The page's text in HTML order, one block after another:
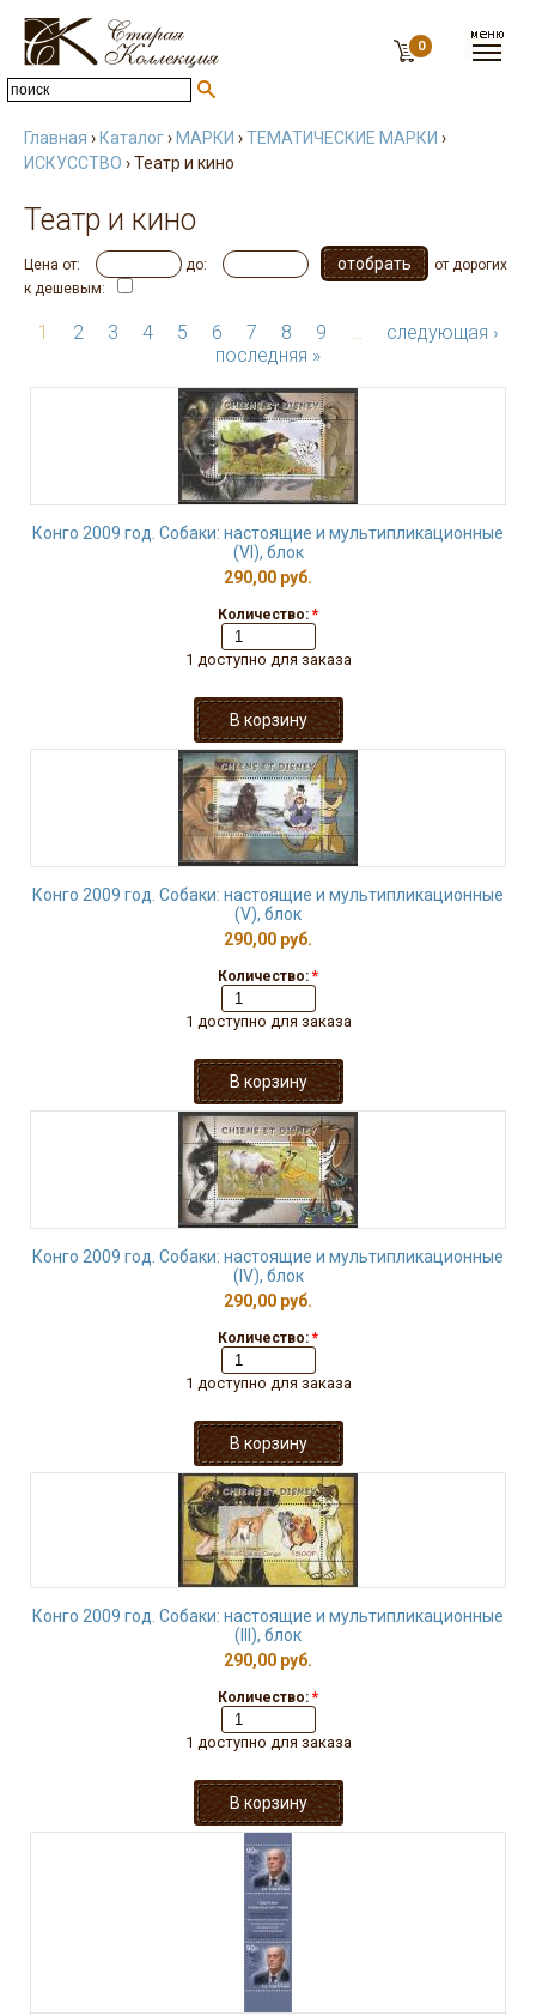
0
Главная › Каталог› МАРКИ ›ТЕМАТИЧЕСКИЕ МАРКИ ›
ИСКУССТВО › Театр и кино
Театр и кино
Цена от: до:
от дорогих
к дешевым:
1 2 3 4 5 6 7 8 9 …
следующая ›
последняя »
Конго 2009 год. Собаки: настоящие и мультипликационные
(VI), блок
290,00 руб.
Количество: *
1 доступно для заказа
Конго 2009 год. Собаки: настоящие и мультипликационные
(V), блок
290,00 руб.
Количество: *
1 доступно для заказа
Конго 2009 год. Собаки: настоящие и мультипликационные
(IV), блок
290,00 руб.
Количество: *
1 доступно для заказа
Конго 2009 год. Собаки: настоящие и мультипликационные
(III), блок
290,00 руб.
Количество: *
1 доступно для заказа